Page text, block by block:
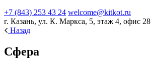
+7 (843) 253 43 24 welcome@kitkot.ru
г. Казань, ул. К. Маркса, 5, этаж 4, офис 28
Назад
Сфера